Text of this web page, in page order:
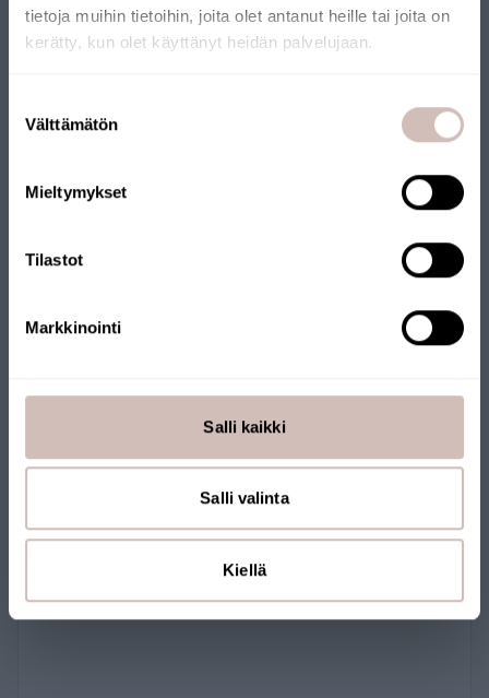
tietoja muihin tietoihin, joita olet antanut heille tai joita on
kerätty, kun olet käyttänyt heidän palvelujaan.
valinta
Välttämätön
Mieltymykset
Tilastot
Markkinointi
Salli kaikki
Salli valinta
Kiellä
John Guest 3/8 tuumaa kulmaliitin
PP0312W
7,90 €